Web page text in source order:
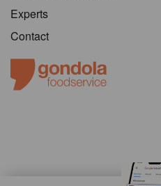
Experts
Contact